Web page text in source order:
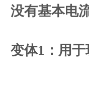
没有基本电
变体1：⽤